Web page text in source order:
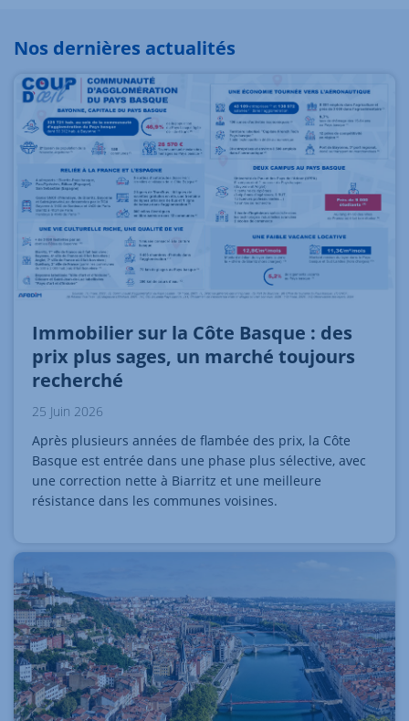
Nos dernières actualités
Immobilier sur la Côte Basque : des
prix plus sages, un marché toujours
recherché
25 Juin 2026
Après plusieurs années de flambée des prix, la Côte
Basque est entrée dans une phase plus sélective, avec
une correction nette à Biarritz et une meilleure
résistance dans les communes voisines.